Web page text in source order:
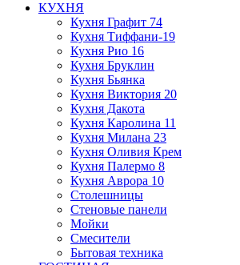
КУХНЯ
Кухня Графит 74
Кухня Тиффани-19
Кухня Рио 16
Кухня Бруклин
Кухня Бьянка
Кухня Виктория 20
Кухня Дакота
Кухня Каролина 11
Кухня Милана 23
Кухня Оливия Крем
Кухня Палермо 8
Кухня Аврора 10
Столешницы
Стеновые панели
Мойки
Смесители
Бытовая техника